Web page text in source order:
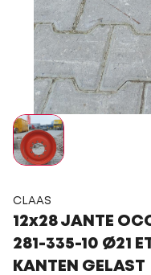
CLAAS
12x28 JANTE
281-335-10 Ø21
KANTEN GELAST